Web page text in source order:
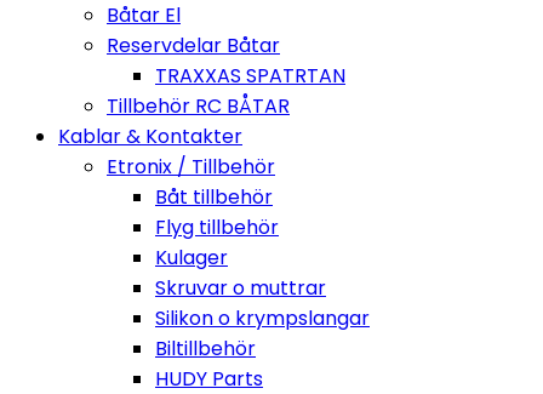
Båtar El
Reservdelar Båtar
TRAXXAS SPATRTAN
Tillbehör RC BÅTAR
Kablar & Kontakter
Etronix / Tillbehör
Båt tillbehör
Flyg tillbehör
Kulager
Skruvar o muttrar
Silikon o krympslangar
Biltillbehör
HUDY Parts